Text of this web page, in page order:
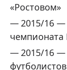
«Ростовом»
2015/16
чемпионата
2015/16